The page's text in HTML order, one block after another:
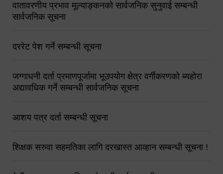
वातावरणीय प्रभाव मूल्याङ्कनको सार्वजनिक सुनुवाई सम्बन्धी
सार्वजनिक सूचना
दररेट पेश गर्ने सम्बन्धी सूचना
जग्गाधनी दर्ता प्रमाणपूर्जामा भूउपयोग क्षेत्र वर्गीकरणको ब्यहोरा
अद्यावधिक गर्ने सम्बन्धी सार्वजनिक सूचना
आशय पत्र दर्ता सम्बन्धी सूचना
शिक्षक सरुवा सहमतिका लागि दरखास्त आव्हान सम्बन्धी सूचना !